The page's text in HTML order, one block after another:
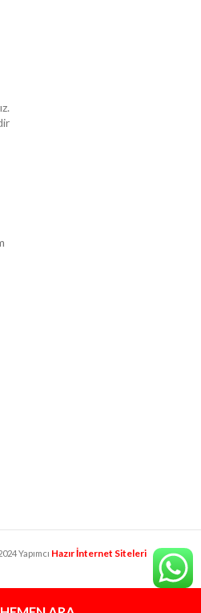
Yapımcı Hazır İnternet Siteleri